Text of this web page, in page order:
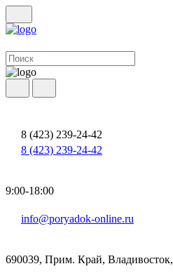
8 (423) 239-24-42
8 (423) 239-24-42
9:00-18:00
info@poryadok-online.ru
690039, Прим. Край, Владивосток,